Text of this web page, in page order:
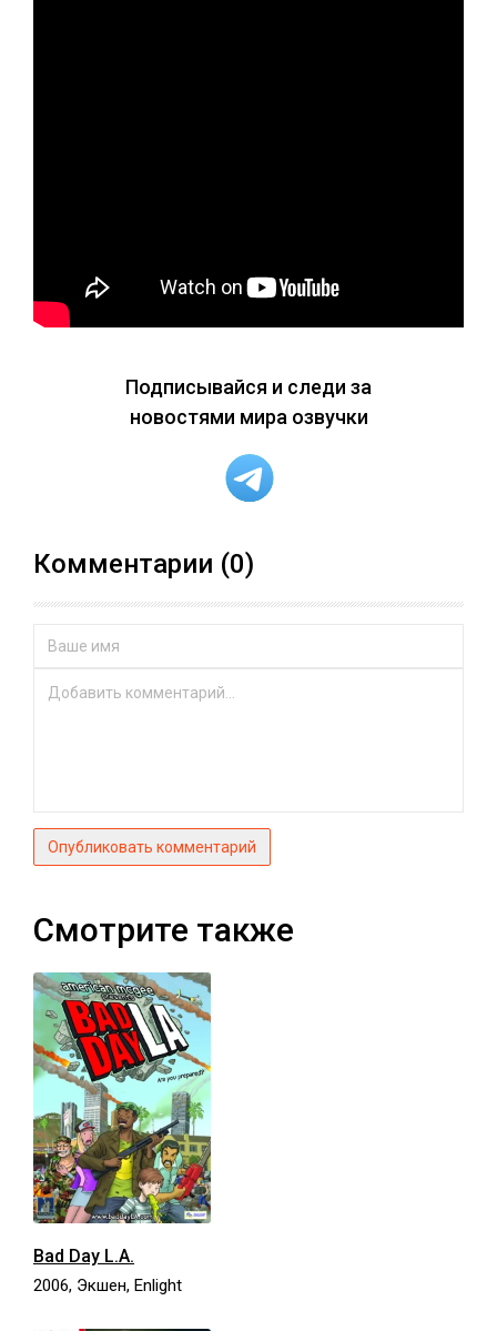
Подписывайся и следи за
новостями мира озвучки
Комментарии (0)
Опубликовать комментарий
Смотрите также
Bad Day L.A.
2006, Экшен, Enlight